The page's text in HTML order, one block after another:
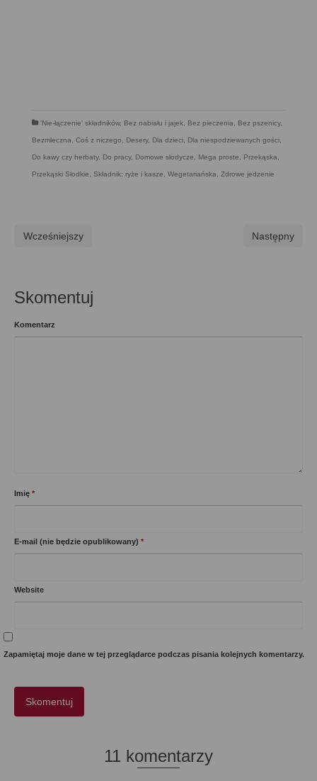
'Nie-łączenie' składników, Bez nabiału i jajek Bez pieczenia Bez pszenicy,
Bezmleczna Coś z niczego Desery, Dla dzieci Dla niespodziewanych gości
Do kawy czy herbaty, Do pracy, Domowe słodycze Mega proste Przekąska
Przekąski Słodkie Składnik: ryże i kasze Wegetariańska Zdrowe jedzenie
Wcześniejszy Następny
Skomentuj
Komentarz
Imię *
E-mail (nie będzie opublikowany) *
Website
Zapamiętaj moje dane w tej przeglądarce podczas pisania kolejnych komentarzy.
11 komentarzy